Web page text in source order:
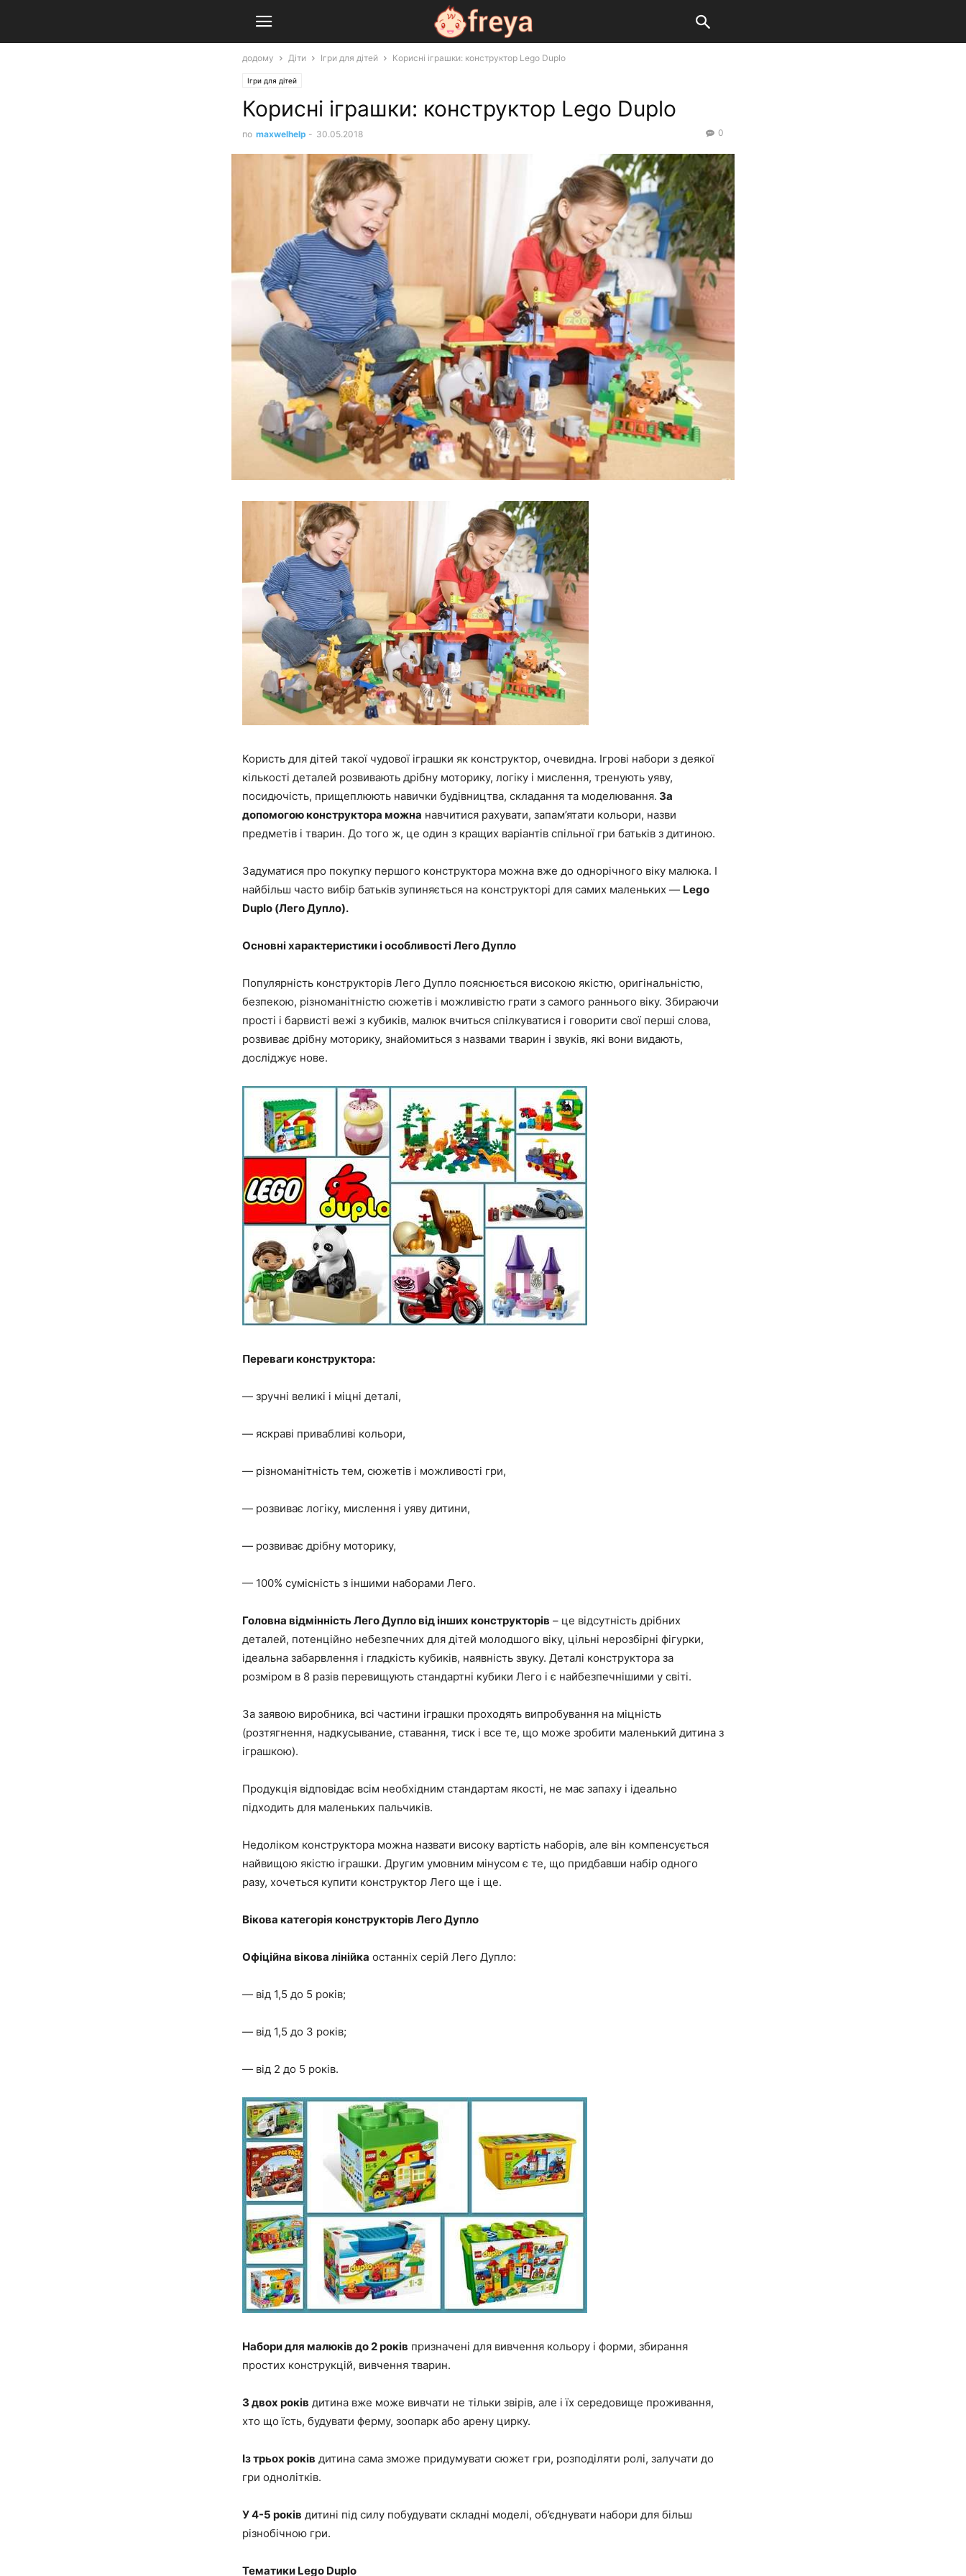
додому Діти Ігри для дітей Корисні іграшки: конструктор Lego Duplo
Ігри для дітей
Корисні іграшки: конструктор Lego Duplo
по maxwelhelp - 30.05.2018 0
Користь для дітей такої чудової іграшки як конструктор, очевидна. Ігрові набори з деякої
кількості деталей розвивають дрібну моторику, логіку і мислення, тренують уяву,
посидючість, прищеплюють навички будівництва, складання та моделювання. За
допомогою конструктора можна навчитися рахувати, запам’ятати кольори, назви
предметів і тварин. До того ж, це один з кращих варіантів спільної гри батьків з дитиною.
Задуматися про покупку першого конструктора можна вже до однорічного віку малюка. І
найбільш часто вибір батьків зупиняється на конструкторі для самих маленьких — Lego
Duplo (Лего Дупло).
Основні характеристики і особливості Лего Дупло
Популярність конструкторів Лего Дупло пояснюється високою якістю, оригінальністю,
безпекою, різноманітністю сюжетів і можливістю грати з самого раннього віку. Збираючи
прості і барвисті вежі з кубиків, малюк вчиться спілкуватися і говорити свої перші слова,
розвиває дрібну моторику, знайомиться з назвами тварин і звуків, які вони видають,
досліджує нове.
Переваги конструктора:
— зручні великі і міцні деталі,
— яскраві привабливі кольори,
— різноманітність тем, сюжетів і можливості гри,
— розвиває логіку, мислення і уяву дитини,
— розвиває дрібну моторику,
— 100% сумісність з іншими наборами Лего.
Головна відмінність Лего Дупло від інших конструкторів – це відсутність дрібних
деталей, потенційно небезпечних для дітей молодшого віку, цільні нерозбірні фігурки,
ідеальна забарвлення і гладкість кубиків, наявність звуку. Деталі конструктора за
розміром в 8 разів перевищують стандартні кубики Лего і є найбезпечнішими у світі.
За заявою виробника, всі частини іграшки проходять випробування на міцність
(розтягнення, надкусывание, ставання, тиск і все те, що може зробити маленький дитина з
іграшкою).
Продукція відповідає всім необхідним стандартам якості, не має запаху і ідеально
підходить для маленьких пальчиків.
Недоліком конструктора можна назвати високу вартість наборів, але він компенсується
найвищою якістю іграшки. Другим умовним мінусом є те, що придбавши набір одного
разу, хочеться купити конструктор Лего ще і ще.
Вікова категорія конструкторів Лего Дупло
Офіційна вікова лінійка останніх серій Лего Дупло:
— від 1,5 до 5 років;
— від 1,5 до 3 років;
— від 2 до 5 років.
Набори для малюків до 2 років призначені для вивчення кольору і форми, збирання
простих конструкцій, вивчення тварин.
З двох років дитина вже може вивчати не тільки звірів, але і їх середовище проживання,
хто що їсть, будувати ферму, зоопарк або арену цирку.
Із трьох років дитина сама зможе придумувати сюжет гри, розподіляти ролі, залучати до
гри однолітків.
У 4-5 років дитині під силу побудувати складні моделі, об’єднувати набори для більш
різнобічною гри.
Тематики Lego Duplo